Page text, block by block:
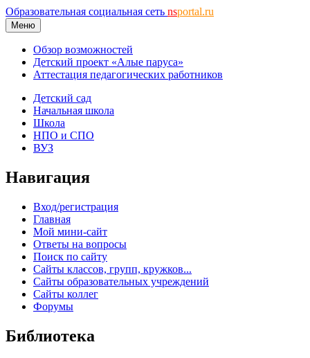
Образовательная социальная сеть nsportal.ru
Меню
Обзор возможностей
Детский проект «Алые паруса»
Аттестация педагогических работников
Детский сад
Начальная школа
Школа
НПО и СПО
ВУЗ
Навигация
Вход/регистрация
Главная
Мой мини-сайт
Ответы на вопросы
Поиск по сайту
Сайты классов, групп, кружков...
Сайты образовательных учреждений
Сайты коллег
Форумы
Библиотека